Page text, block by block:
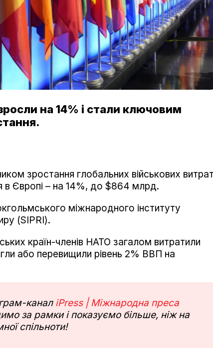
на 14% і стали ключовим
зростання глобальних військових витрат
в Європі – на 14%, до $864 млрд.
міжнародного інституту
(SIPRI).
країн-членів НАТО загалом витратили
або перевищили рівень 2% ВВП на
канал iPress | Міжнародна преса
за рамки і показуємо більше, ніж на
спільноти!